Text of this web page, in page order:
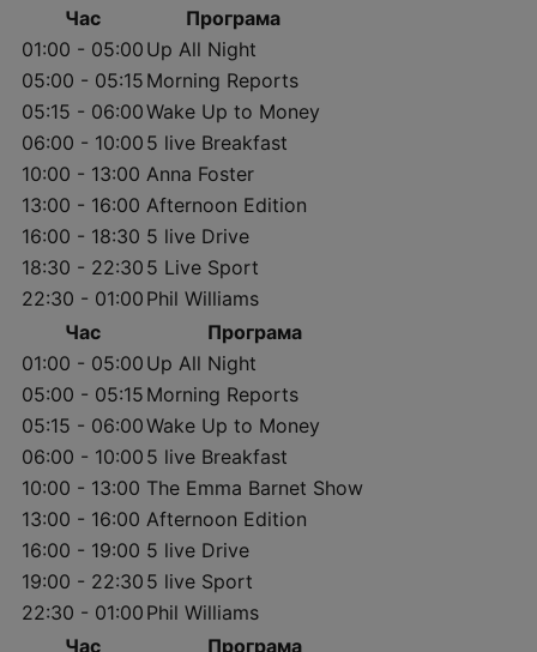
Час
Програма
01:00 - 05:00 Up All Night
05:00 - 05:15 Morning Reports
05:15 - 06:00Wake Up to Money
06:00 - 10:00 5 live Breakfast
10:00 - 13:00 Anna Foster
13:00 - 16:00 Afternoon Edition
16:00 - 18:30 5 live Drive
18:30 - 22:30 5 Live Sport
22:30 - 01:00 Phil Williams
Час
Програма
01:00 - 05:00 Up All Night
05:00 - 05:15 Morning Reports
05:15 - 06:00Wake Up to Money
06:00 - 10:00 5 live Breakfast
10:00 - 13:00 The Emma Barnet Show
13:00 - 16:00 Afternoon Edition
16:00 - 19:00 5 live Drive
19:00 - 22:30 5 live Sport
22:30 - 01:00 Phil Williams
Час
Програма